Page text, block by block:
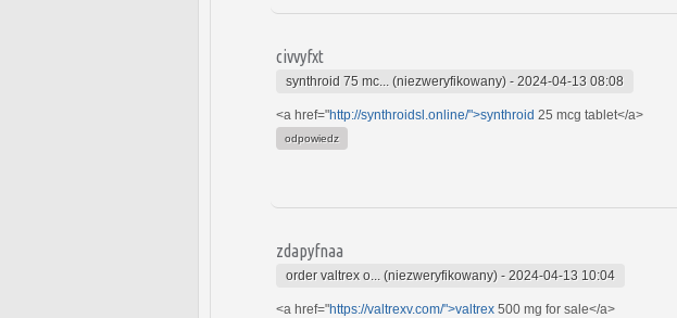
civvyfxt
synthroid 75 mc... (niezweryfikowany) - 2024-04-13 08:08
<a href="http://synthroidsl.online/">synthroid 25 mcg tablet</a>
odpowiedz
zdapyfnaa
order valtrex o... (niezweryfikowany) - 2024-04-13 10:04
<a href="https://valtrexv.com/">valtrex 500 mg for sale</a>